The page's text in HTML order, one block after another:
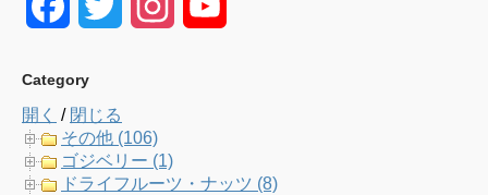
e
b
t
t a u
Category
開く / 閉じる
その他 (106)
ゴジベリー (1)
ドライフルーツ・ナッツ (8)